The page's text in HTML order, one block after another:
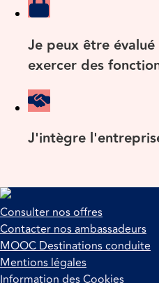
Je peux être
exercer des
J'intègre
Consulter nos offres
Contacter nos ambassadeurs
MOOC Destinations conduite
Mentions légales